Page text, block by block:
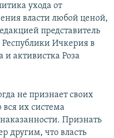
ухода от
власти любой ценой,
представитель
Республики Ичкерия в
активистка Роза
не признает своих
их система
Признать
другим, что власть